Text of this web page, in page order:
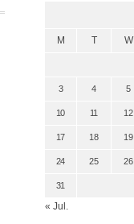
M T W
3 4 5
10 11 12
17 18 19
24 25 26
31
« Jul.